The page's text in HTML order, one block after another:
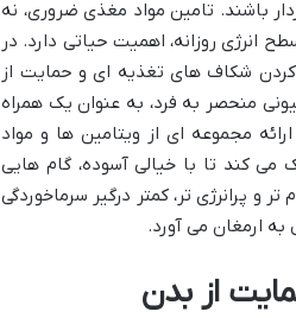
باشند. تامین مواد مغذی ضروری، نه
انرژی روزانه، اهمیت حیاتی دارد. در
شکاف های تغذیه ای و حمایت از
منحصر به فرد، به عنوان یک همراه
مجموعه ای از ویتامین ها و مواد
کند تا با خیالی آسوده، گام هایی
و پرانرژی تر، کمتر درگیر سرماخوردگی
ارمغان می آورد.
از بدن